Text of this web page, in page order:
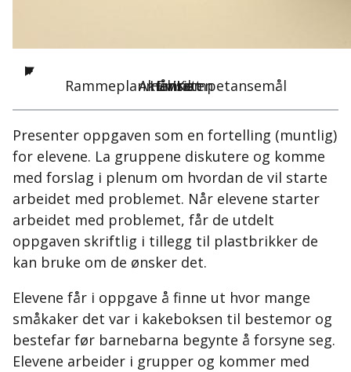
Aktiviteten
Presenter oppgaven som en fortelling (muntlig)
for elevene. La gruppene diskutere og komme
med forslag i plenum om hvordan de vil starte
arbeidet med problemet. Når elevene starter
arbeidet med problemet, får de utdelt
oppgaven skriftlig i tillegg til plastbrikker de
kan bruke om de ønsker det.
Elevene får i oppgave å finne ut hvor mange
småkaker det var i kakeboksen til bestemor og
bestefar før barnebarna begynte å forsyne seg.
Elevene arbeider i grupper og kommer med
Hensikt
Emne
Rammeplanmål/Kompetansemål